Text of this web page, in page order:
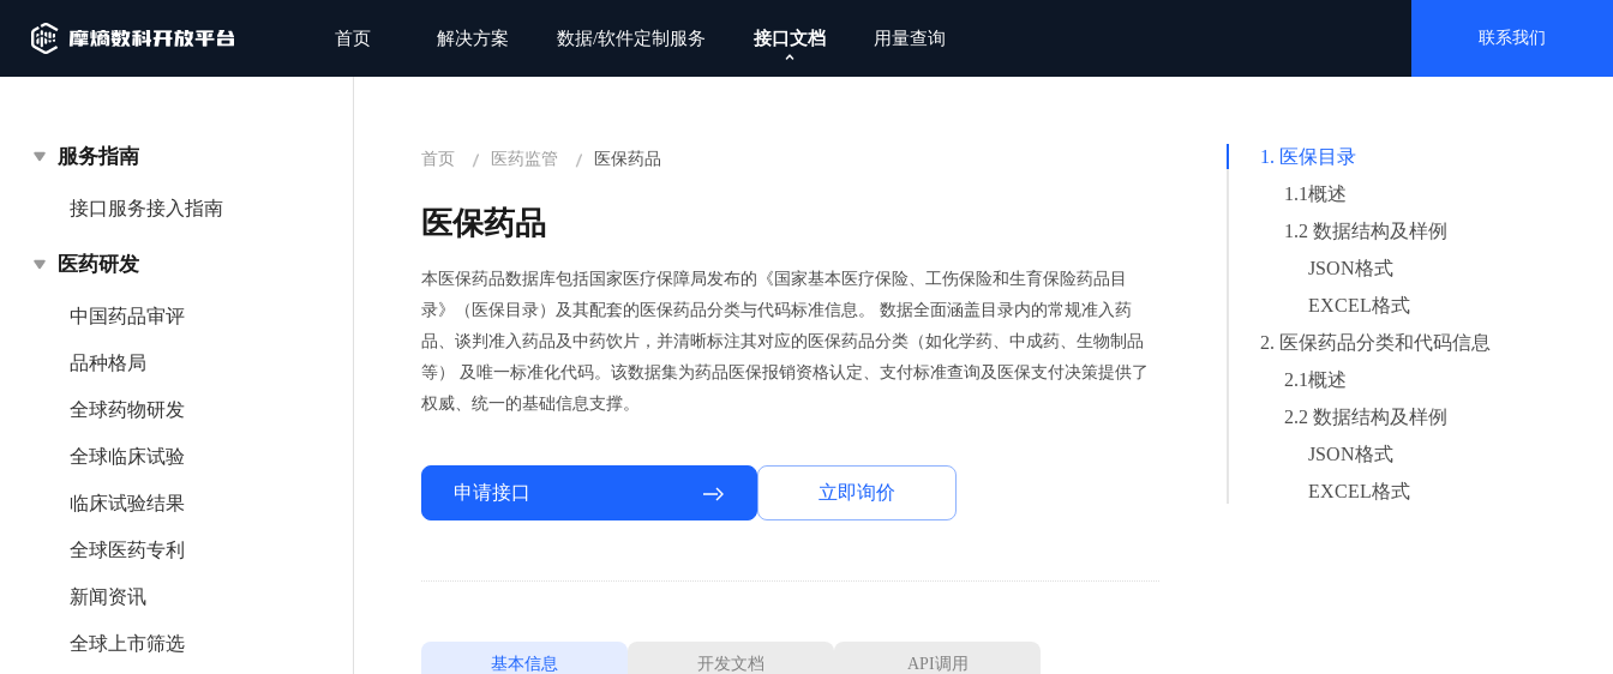
首页 解决方案
场景服务
多维度场景解决方案×高效API数据中枢，赋
数据/软件定制服务 接口文档 用量查询 联系我们
服务指南
接口服务接入指南
医药研发
中国药品审评
品种格局
全球药物研发
全球临床试验
临床试验结果
全球医药专利
新闻资讯
全球上市筛选
首页 医药监管 医保药品
医保药品
本医保药品数据库包括国家医疗保障局发布的《国家基本医疗保险、工伤保险和生育保险药品目
录》（医保目录）及其配套的医保药品分类与代码标准信息。 数据全面涵盖目录内的常规准入药
品、谈判准入药品及中药饮片，并清晰标注其对应的医保药品分类（如化学药、中成药、生物制品
等） 及唯一标准化代码。该数据集为药品医保报销资格认定、支付标准查询及医保支付决策提供了
权威、统一的基础信息支撑。
申请接口 立即询价
基本信息 开发文档 API调用
1. 医保目录
1.1概述
1.2 数据结构及样例
JSON格式
EXCEL格式
2. 医保药品分类和代码信息
2.1概述
2.2 数据结构及样例
JSON格式
EXCEL格式